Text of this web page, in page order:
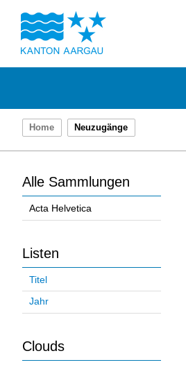
Home Neuzugänge
Alle Sammlungen
Acta Helvetica
Listen
Titel
Jahr
Clouds